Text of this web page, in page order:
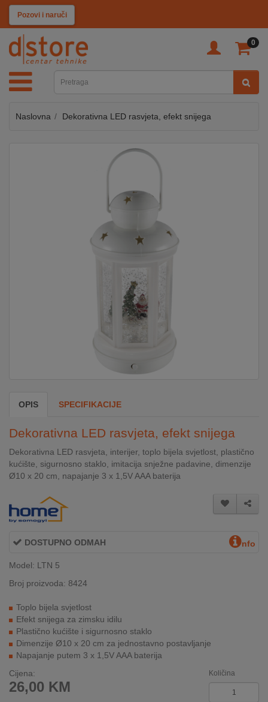
Pozovi i naruči
0
KATEGORIJE
TV
SAT
MOBILNI
KLIMATIZACIJA
GAME
INTERNO
MOJ
AKCIJE
BRENDOVI
NOVO
Naslovna Dekorativna LED rasvjeta, efekt snijega
OPIS SPECIFIKACIJE
Dekorativna LED rasvjeta, efekt snijega
Dekorativna LED rasvjeta, interijer, toplo bijela svjetlost, plastično
kućište, sigurnosno staklo, imitacija snježne padavine, dimenzije
Ø10 x 20 cm, napajanje 3 x 1,5V AAA baterija
DOSTUPNO ODMAH nfo
Model: LTN 5
Broj proizvoda: 8424
Toplo bijela svjetlost
Efekt snijega za zimsku idilu
Plastično kućište i sigurnosno staklo
Dimenzije Ø10 x 20 cm za jednostavno postavljanje
Napajanje putem 3 x 1,5V AAA baterija
Cijena:
26,00 KM
Količina